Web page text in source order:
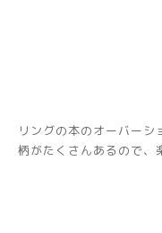
リングの本のオーバーシ
柄がたくさんあるので、